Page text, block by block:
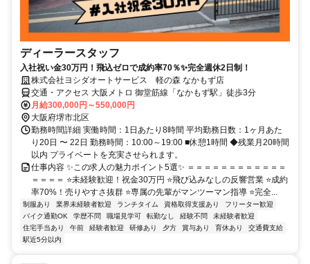
ディーラースタッフ
入社祝い金30万円！飛込ゼロで成約率70％✨完全週休2日制！
株式会社ヨシダオートサービス 軽の森 なかもず店
交通・アクセス 大阪メトロ 御堂筋線「なかもず駅」徒歩3分
月給300,000円～550,000円
大阪府堺市北区
勤務時間詳細 実働時間：1日あたり8時間 平均勤務日数：1ヶ月あた
り20日 〜 22日 勤務時間：10:00～19:00 ■休憩1時間 ◆残業月20時間
以内 プライベートを充実させられます。
仕事内容 ✨この求人の魅力ポイント5選✨ ＝＝＝＝＝＝＝＝＝＝＝＝
＝＝＝＝ ⭐未経験歓迎！祝金30万円 ⭐飛び込みなしの反響営業 ⭐成約
率70%！売りやすさ抜群 ⭐専属の先輩がマンツーマン指導 ⭐完全...
制服あり 業界未経験者歓迎 ランチタイム 資格取得支援あり
フリーター歓迎
バイク通勤OK
学歴不問 職場見学可 転勤なし 経験不問
未経験者歓迎
住宅手当あり
午前 経験者歓迎 研修あり 夕方 賞与あり 育休あり
交通費支給
駅近5分以内